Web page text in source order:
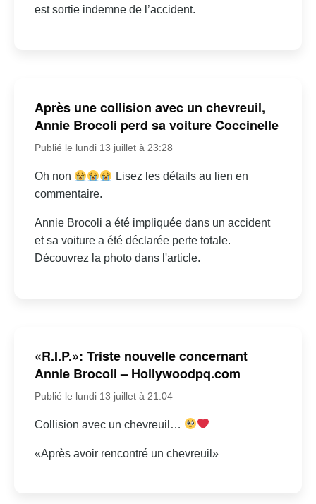
est sortie indemne de l’accident.
Après une collision avec un chevreuil,
Annie Brocoli perd sa voiture Coccinelle
Publié le lundi 13 juillet à 23:28
Oh non
Lisez les détails au lien en
commentaire.
Annie Brocoli a été impliquée dans un accident
et sa voiture a été déclarée perte totale.
Découvrez la photo dans l'article.
«R.I.P.»: Triste nouvelle concernant
Annie Brocoli – Hollywoodpq.com
Publié le lundi 13 juillet à 21:04
Collision avec un chevreuil…
«Après avoir rencontré un chevreuil»